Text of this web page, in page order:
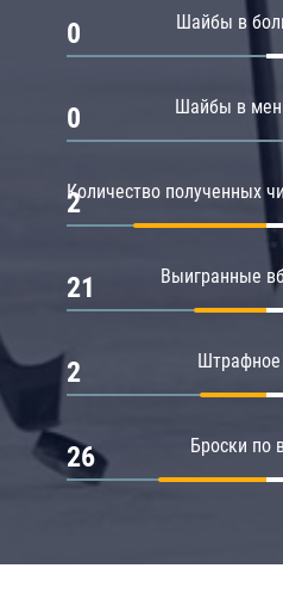
Шайбы в
0
Шайбы в
0
Количество полученных
2
Выигранные
21
2
Броски по
26